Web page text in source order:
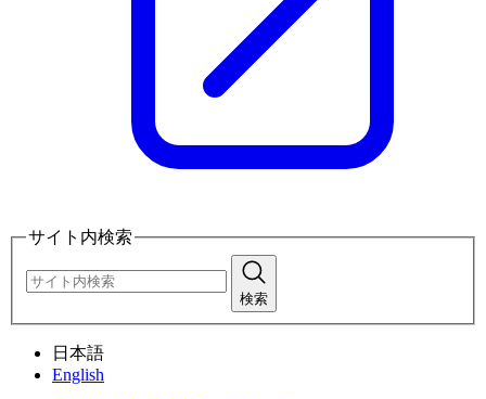
サイト内検索
検索
日本語
English